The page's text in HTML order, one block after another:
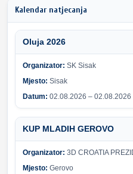
Kalendar natjecanja
Oluja 2026
Organizator: SK Sisak
Mjesto: Sisak
Datum: 02.08.2026 – 02.08.2026
KUP MLADIH GEROVO
Organizator: 3D CROATIA
Mjesto: Gerovo